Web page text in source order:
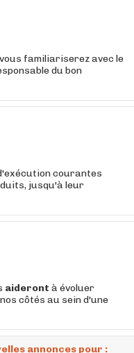
familiariserez avec le
du bon
courantes
jusqu'à leur
aideront à évoluer
côtés au sein d'une
annonces pour :